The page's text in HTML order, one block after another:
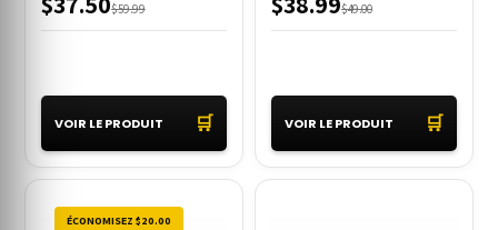
$59.99
VOIR LE PRODUIT 🛒
$49.00
VOIR LE PRODUIT 🛒
ÉCONOMISEZ $20.00